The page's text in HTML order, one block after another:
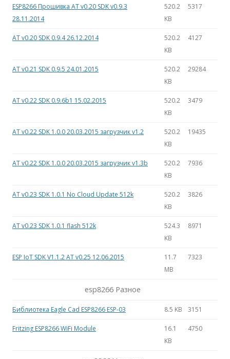
ESP8266 Прошивка AT v0.20 SDK v0.9.3
28.11.2014
520.2
KB
5317
AT v0.20 SDK 0.9.4 26.12.2014
520.2
KB
4127
AT v0.21 SDK 0.9.5 24.01.2015
520.2
KB
29284
AT v0.22 SDK 0.9.6b1 15.02.2015
520.2
KB
3479
AT v0.22 SDK 1.0.0 20.03.2015 загрузчик v1.2
520.2
KB
19435
AT v0.22 SDK 1.0.0 20.03.2015 загрузчик v1.3b
520.2
KB
7936
AT v0.23 SDK 1.0.1 No Cloud Update 512k
520.2
KB
3826
AT v0.23 SDK 1.0.1 flash 512k
524.3
KB
8971
ESP IoT SDK V1.1.2 AT v0.25 12.06.2015
11.7
MB
7323
esp8266 Разное
Библиотека Eagle Cad ESP8266 ESP-03 8.5 KB 3151
Fritzing ESP8266 WiFi Module
16.1
KB
4750